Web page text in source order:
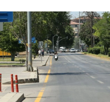
Kültür Sanat
Magazin
Müzik
Piyasa